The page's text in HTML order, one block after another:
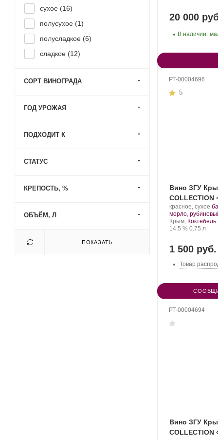
20 000
В наличии:
РТ-00004696
5
Вино ЗГУ
COLLECTION
Производитель:
Завод
марочных
вин
красное, сухое .
мерло,
Регион:
Крым, Коктебель
Крепость
14.5 %. Объем
0.75 л
1 500 руб.
Товар
РТ-00004694
Вино ЗГУ
сухое (16)
полусухое (1)
полусладкое (6)
сладкое (12)
СОРТ ВИНОГРАДА
ГОД УРОЖАЯ
ПОДХОДИТ К
СТАТУС
КРЕПОСТЬ, %
ОБЪЁМ, Л
ПОКАЗАТЬ